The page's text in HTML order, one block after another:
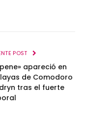
POST
pene» apareció en
de Comodoro
tras el fuerte